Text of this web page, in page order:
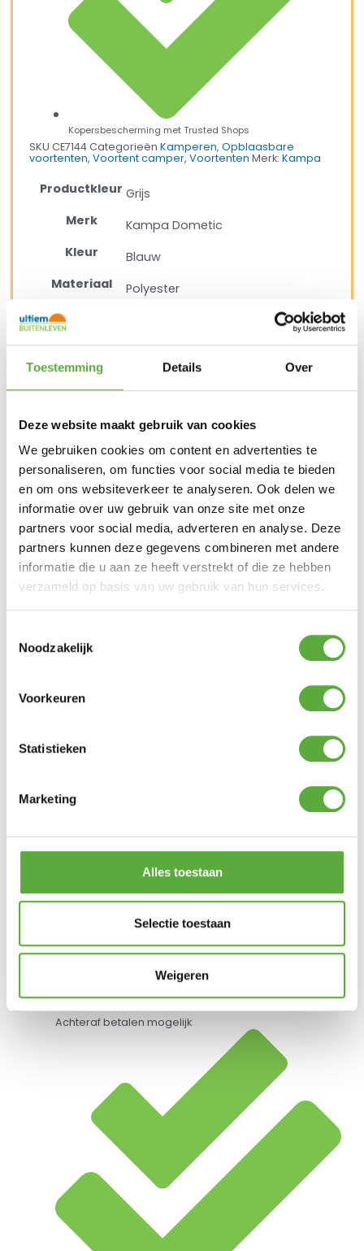
Toestemming Details Over
Deze website maakt gebruik van cookies
We gebruiken cookies om content en advertenties te
personaliseren, om functies voor social media te bieden
en om ons websiteverkeer te analyseren. Ook delen we
informatie over uw gebruik van onze site met onze
partners voor social media, adverteren en analyse. Deze
partners kunnen deze gegevens combineren met andere
informatie die u aan ze heeft verstrekt of die ze hebben
verzameld op basis van uw gebruik van hun services.
Noodzakelijk
Voorkeuren
Statistieken
Marketing
Alles toestaan
Selectie toestaan
Weigeren
Kopersbescherming met Trusted Shops
SKUCE7144Categorieën Kamperen,Opblaasbare
voortenten,Voortent camper,Voortenten Merk:Kampa
Productkleur Grijs
Merk
Kampa Dometic
Kleur
Blauw
Materiaal
Polyester
Breedte
Diepte
Hoogte
SKU
CE7144
Achteraf betalen mogelijk